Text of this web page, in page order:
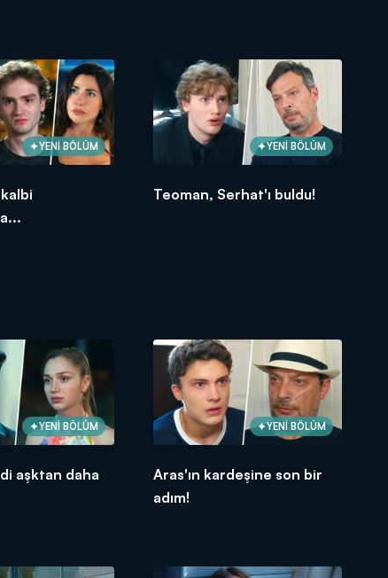
YENİ BÖLÜM YENİ BÖLÜM
Teoman, Serhat'ı buldu!
YENİ BÖLÜM
aşktan daha
YENİ BÖLÜM
Aras'ın kardeşine son bir
adım!